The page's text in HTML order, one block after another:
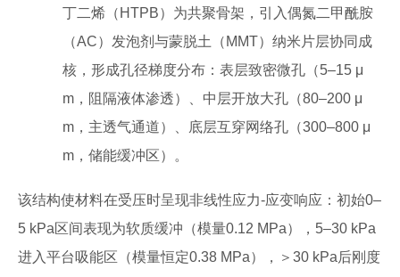
丁二烯（HTPB）为共聚骨架，引入偶氮二甲酰胺
（AC）发泡剂与蒙脱土（MMT）纳米片层协同成
核，形成孔径梯度分布：表层致密微孔（5–15 μ
m，阻隔液体渗透）、中层开放大孔（80–200 μ
m，主透气通道）、底层互穿网络孔（300–800 μ
m，储能缓冲区）。
该结构使材料在受压时呈现非线性应力-应变响应：初始0–
5 kPa区间表现为软质缓冲（模量0.12 MPa），5–30 kPa
进入平台吸能区（模量恒定0.38 MPa），＞30 kPa后刚度